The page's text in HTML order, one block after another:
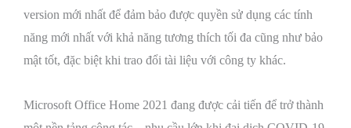
version mới nhất để đảm bảo được quyền sử dụng các tính
năng mới nhất với khả năng tương thích tối đa cũng như bảo
mật tốt, đặc biệt khi trao đổi tài liệu với công ty khác.
Microsoft Office Home 2021 đang được cải tiến để trở thành